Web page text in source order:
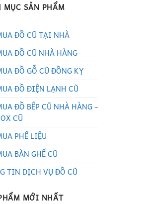
MỤC SẢN PHẨM
ĐỒ CŨ TẠI NHÀ
ĐỒ CŨ NHÀ HÀNG
ĐỒ GỖ CŨ ĐỒNG KỴ
ĐỒ ĐIỆN LẠNH CŨ
ĐỒ BẾP CŨ NHÀ HÀNG –
CŨ
PHẾ LIỆU
BÀN GHẾ CŨ
TIN DỊCH VỤ ĐỒ CŨ
MỚI NHẤT